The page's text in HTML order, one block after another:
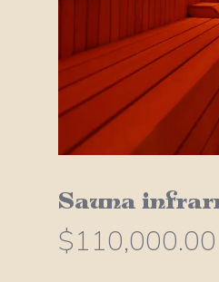
Sauna
$110,000.00